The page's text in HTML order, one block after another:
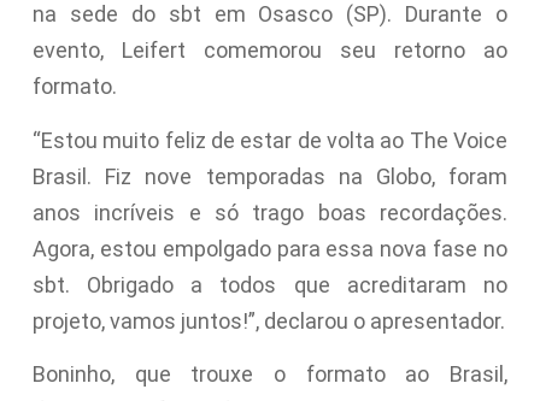
na sede do sbt em Osasco (SP). Durante o
evento, Leifert comemorou seu retorno ao
formato.
“Estou muito feliz de estar de volta ao The Voice
Brasil. Fiz nove temporadas na Globo, foram
anos incríveis e só trago boas recordações.
Agora, estou empolgado para essa nova fase no
sbt. Obrigado a todos que acreditaram no
projeto, vamos juntos!”, declarou o apresentador.
Boninho, que trouxe o formato ao Brasil,